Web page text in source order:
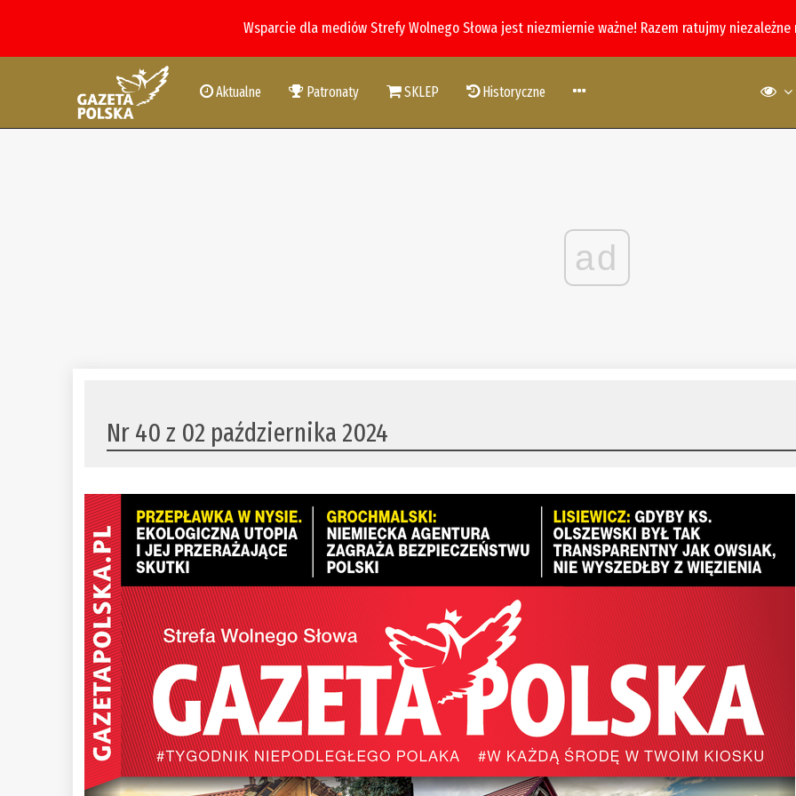
Wsparcie dla mediów Strefy Wolnego Słowa jest niezmiernie ważne! Razem ratujmy
Aktualne Patronaty SKLEP Historyczne
ad
Nr 40 z 02 października 2024